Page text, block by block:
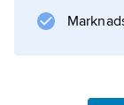
annat en